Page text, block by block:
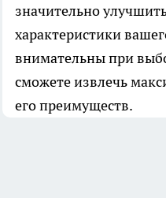
значительно
характеристики
внимательны при
сможете извлечь
его преимуществ.